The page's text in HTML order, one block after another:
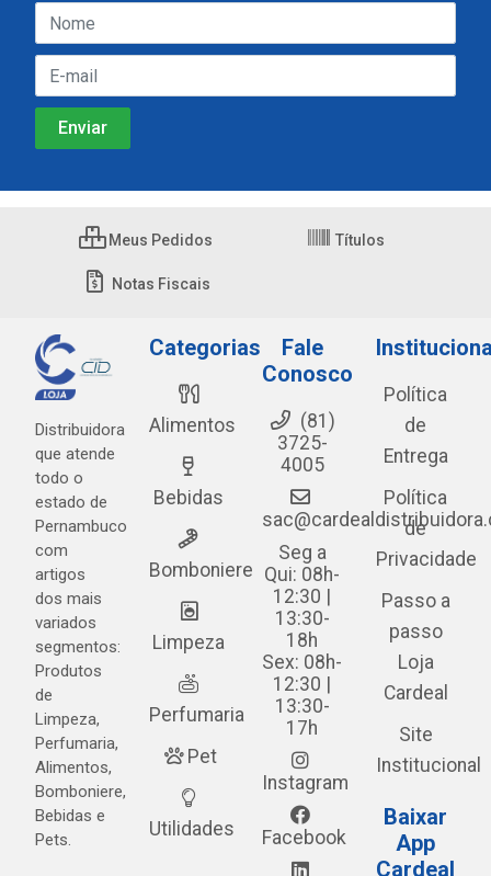
Meus Pedidos Títulos
Notas Fiscais
Distribuidora
que atende
todo o
estado de
Pernambuco
com
artigos
dos mais
variados
segmentos:
Produtos
de
Limpeza,
Perfumaria,
Alimentos,
Bomboniere,
Bebidas e
Pets.
Categorias
Alimentos
Bebidas
Bomboniere
Limpeza
Perfumaria
Pet
Utilidades
Fale
Conosco
(81)
3725-
4005
Seg a
Qui: 08h-
12:30 |
13:30-
18h
Sex: 08h-
12:30 |
13:30-
17h
Instagram
Facebook
Política
de
Entrega
Política
de
Privacidade
Passo a
passo
Loja
Cardeal
Site
Institucional
Baixar
App
Cardeal